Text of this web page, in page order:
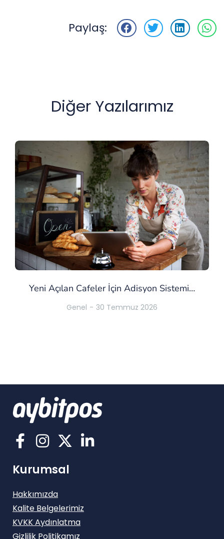
Paylaş:
Diğer Yazılarımız
Yeni Açılan Cafeler İçin Adisyon Sistemi…
Genel 30 Temmuz 2026
Kurumsal
Hakkımızda
Kalite Belgelerimiz
KVKK Aydınlatma
Gizlilik Politikamız